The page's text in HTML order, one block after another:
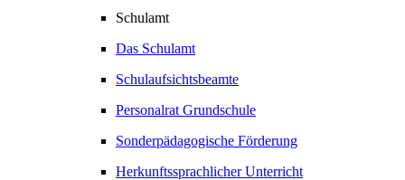
Schulamt
Das Schulamt
Schulaufsichtsbeamte
Personalrat Grundschule
Sonderpädagogische Förderung
Herkunftssprachlicher Unterricht